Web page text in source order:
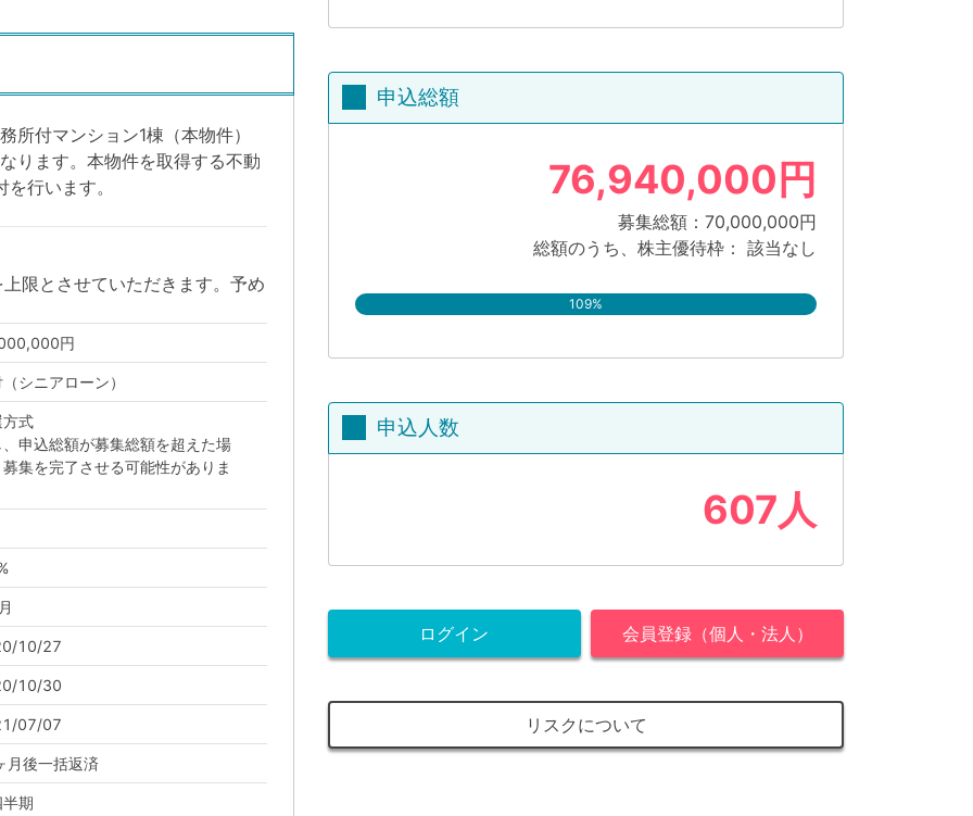
所付マンション1棟（本物件）
ります。本物件を取得する不動
行います。
限とさせていただきます。予め
円
シニアローン）
式
申込総額が募集総額を超えた場
集を完了させる可能性がありま
10/27
10/30
07/07
月後一括返済
期
申込総額
76,940,000円
募集総額：70,000,000円
総額のうち、株主優待枠： 該当なし
109%
申込人数
607人
ログイン 会員登録（個人・法人）
リスクについて